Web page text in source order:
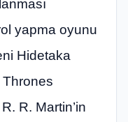
yapma oyunu
Hidetaka
R. Martin’in